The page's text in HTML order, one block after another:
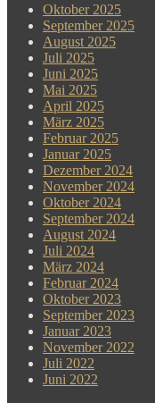
Oktober 2025
September 2025
August 2025
Juli 2025
Juni 2025
Mai 2025
April 2025
März 2025
Februar 2025
Januar 2025
Dezember 2024
November 2024
Oktober 2024
September 2024
August 2024
Juli 2024
März 2024
Februar 2024
Oktober 2023
September 2023
Januar 2023
November 2022
Juli 2022
Juni 2022